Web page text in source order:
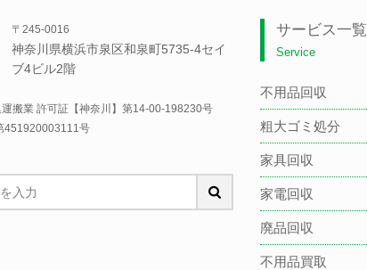
〒245-0016
神奈川県横浜市泉区和泉町5735-4セイ
ブ4ビル2階
搬業 許可証【神奈川】 第14-00-198230号
451920003111号
サービス一覧
Service
不用品回収
粗大ゴミ処分
家具回収
家電回収
廃品回収
不用品買取